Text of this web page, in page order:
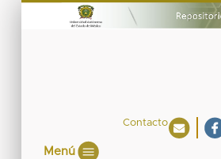
Contacto
Menú